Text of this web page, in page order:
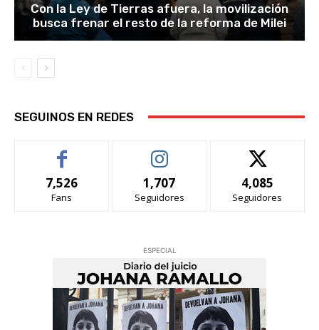
Con la Ley de Tierras afuera, la movilización
busca frenar el resto de la reforma de Milei
SEGUINOS EN REDES
7,526
Fans
1,707
Seguidores
4,085
Seguidores
ESPECIAL